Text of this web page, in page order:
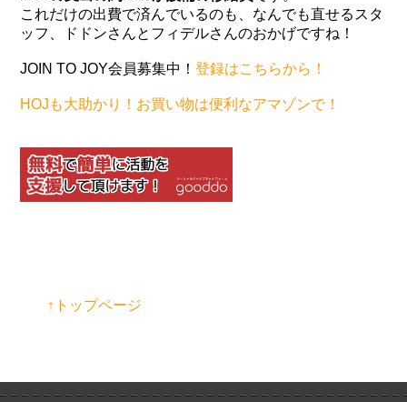
これだけの出費で済んでいるのも、なんでも直せるスタ
ッフ、ドドンさんとフィデルさんのおかげですね！
JOIN TO JOY会員募集中！登録はこちらから！
HOJも大助かり！お買い物は便利なアマゾンで！
↑トップページ